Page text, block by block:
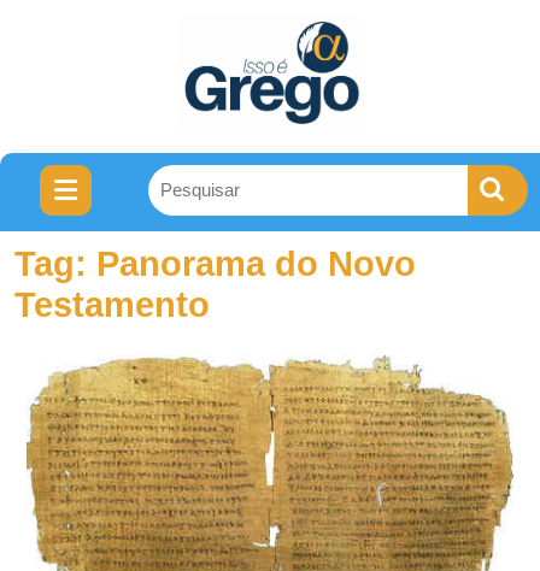
Tag: Panorama do Novo
Testamento